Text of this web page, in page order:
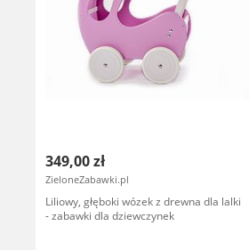
349,00 zł
ZieloneZabawki.pl
Liliowy, głęboki wózek z drewna dla lalki
- zabawki dla dziewczynek